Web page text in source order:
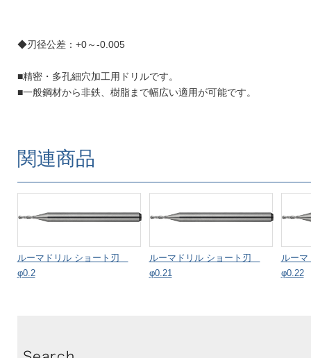
◆刃径公差：+0～-0.005
■精密・多孔細穴加工用ドリルです。
■一般鋼材から非鉄、樹脂まで幅広い適用が可能です。
関連商品
ルーマドリル ショート刃
φ0.2
ルーマドリル ショート刃
φ0.21
ルー
φ0.22